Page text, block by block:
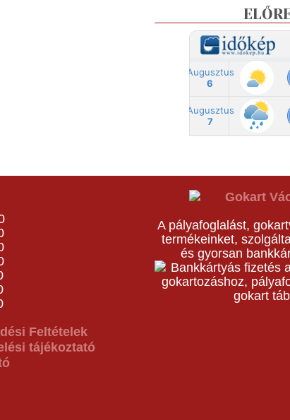
Feltételek
tájékoztató
A pályafoglalást,
termékeinket,
és gyorsan